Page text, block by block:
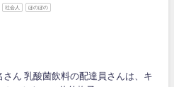
社会人 ほのぼの
さん 乳酸菌飲料の配達員さんは、キ